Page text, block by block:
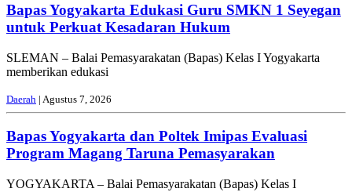
Bapas Yogyakarta Edukasi Guru SMKN 1 Seyegan
untuk Perkuat Kesadaran Hukum
SLEMAN – Balai Pemasyarakatan (Bapas) Kelas I Yogyakarta
memberikan edukasi
Daerah | Agustus 7, 2026
Bapas Yogyakarta dan Poltek Imipas Evaluasi
Program Magang Taruna Pemasyarakan
YOGYAKARTA – Balai Pemasyarakatan (Bapas) Kelas I